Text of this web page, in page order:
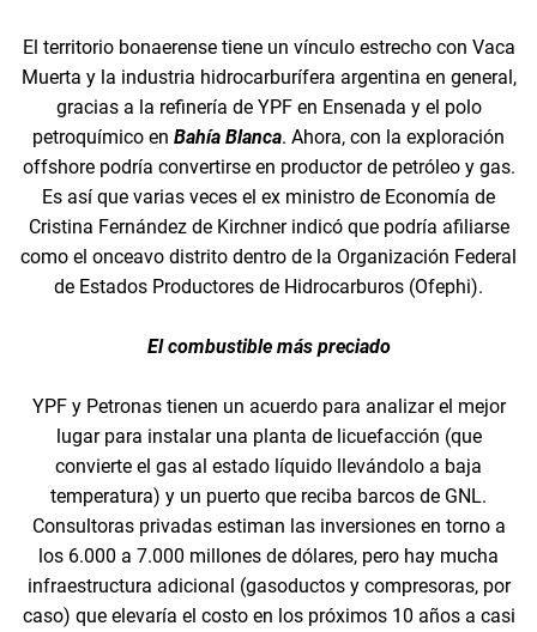
El territorio bonaerense tiene un vínculo estrecho con Vaca
Muerta y la industria hidrocarburífera argentina en general,
gracias a la refinería de YPF en Ensenada y el polo
petroquímico en Bahía Blanca. Ahora, con la exploración
offshore podría convertirse en productor de petróleo y gas.
Es así que varias veces el ex ministro de Economía de
Cristina Fernández de Kirchner indicó que podría afiliarse
como el onceavo distrito dentro de la Organización Federal
de Estados Productores de Hidrocarburos (Ofephi).
El combustible más preciado
YPF y Petronas tienen un acuerdo para analizar el mejor
lugar para instalar una planta de licuefacción (que
convierte el gas al estado líquido llevándolo a baja
temperatura) y un puerto que reciba barcos de GNL.
Consultoras privadas estiman las inversiones en torno a
los 6.000 a 7.000 millones de dólares, pero hay mucha
infraestructura adicional (gasoductos y compresoras, por
caso) que elevaría el costo en los próximos 10 años a casi